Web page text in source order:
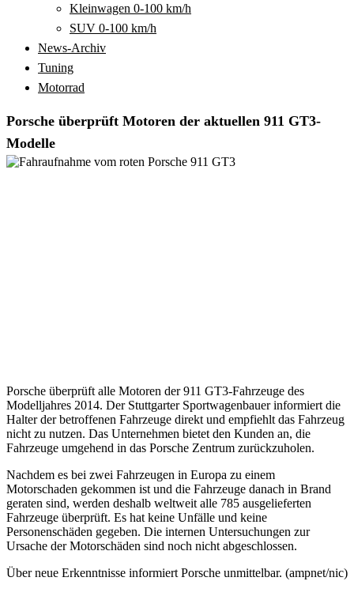
Kleinwagen 0-100 km/h
SUV 0-100 km/h
News-Archiv
Tuning
Motorrad
Porsche überprüft Motoren der aktuellen 911 GT3-
Modelle
Porsche überprüft alle Motoren der 911 GT3-Fahrzeuge des
Modelljahres 2014. Der Stuttgarter Sportwagenbauer informiert die
Halter der betroffenen Fahrzeuge direkt und empfiehlt das Fahrzeug
nicht zu nutzen. Das Unternehmen bietet den Kunden an, die
Fahrzeuge umgehend in das Porsche Zentrum zurückzuholen.
Nachdem es bei zwei Fahrzeugen in Europa zu einem
Motorschaden gekommen ist und die Fahrzeuge danach in Brand
geraten sind, werden deshalb weltweit alle 785 ausgelieferten
Fahrzeuge überprüft. Es hat keine Unfälle und keine
Personenschäden gegeben. Die internen Untersuchungen zur
Ursache der Motorschäden sind noch nicht abgeschlossen.
Über neue Erkenntnisse informiert Porsche unmittelbar. (ampnet/nic)